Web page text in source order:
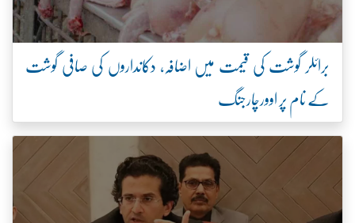
برائلر گوشت کی قیمت میں اضافہ، دکانداروں کی صافی گوشت
کے نام پر اوورچارجنگ